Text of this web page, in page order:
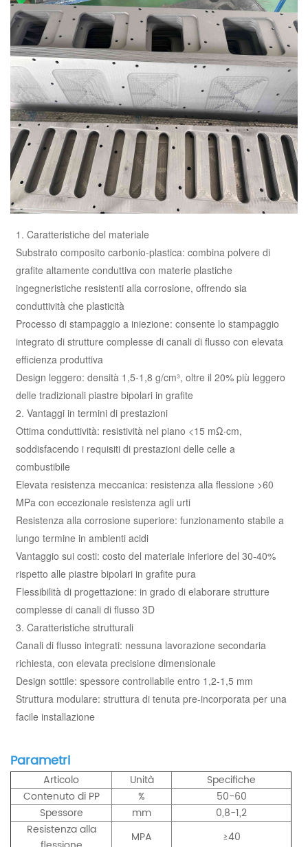
1. Caratteristiche del materiale
Substrato composito carbonio-plastica: combina polvere di
grafite altamente conduttiva con materie plastiche
ingegneristiche resistenti alla corrosione, offrendo sia
conduttività che plasticità
Processo di stampaggio a iniezione: consente lo stampaggio
integrato di strutture complesse di canali di flusso con elevata
efficienza produttiva
Design leggero: densità 1,5-1,8 g/cm³, oltre il 20% più leggero
delle tradizionali piastre bipolari in grafite
2. Vantaggi in termini di prestazioni
Ottima conduttività: resistività nel piano <15 mΩ·cm,
soddisfacendo i requisiti di prestazioni delle celle a
combustibile
Elevata resistenza meccanica: resistenza alla flessione >60
MPa con eccezionale resistenza agli urti
Resistenza alla corrosione superiore: funzionamento stabile a
lungo termine in ambienti acidi
Vantaggio sui costi: costo del materiale inferiore del 30-40%
rispetto alle piastre bipolari in grafite pura
Flessibilità di progettazione: in grado di elaborare strutture
complesse di canali di flusso 3D
3. Caratteristiche strutturali
Canali di flusso integrati: nessuna lavorazione secondaria
richiesta, con elevata precisione dimensionale
Design sottile: spessore controllabile entro 1,2-1,5 mm
Struttura modulare: struttura di tenuta pre-incorporata per una
facile installazione
Parametri
Articolo Unità
Specifiche
Contenuto di PP
%
50-60
Spessore
mm
0,8-1,2
Resistenza alla
MPA ≥40